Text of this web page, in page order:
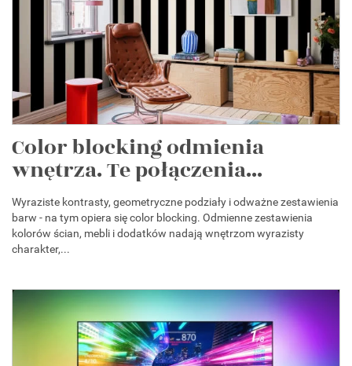
Color blocking odmienia
wnętrza. Te połączenia...
Wyraziste kontrasty, geometryczne podziały i odważne zestawienia
barw - na tym opiera się color blocking. Odmienne zestawienia
kolorów ścian, mebli i dodatków nadają wnętrzom wyrazisty
charakter,...